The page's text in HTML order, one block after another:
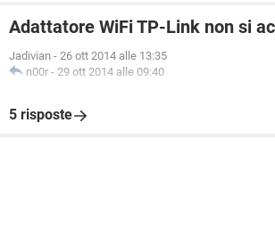
Adattatore WiFi TP-Link non si
Jadivian - 26 ott 2014 alle 13:35
n00r - 29 ott 2014 alle 09:40
5 risposte